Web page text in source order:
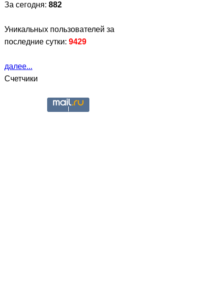
За сегодня: 882
Уникальных пользователей за
последние сутки: 9429
далее...
Счетчики